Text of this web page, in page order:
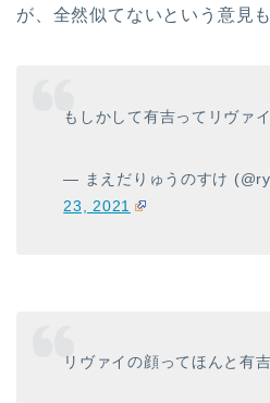
が、全然似てないという意見
もしかして有吉ってリヴァ
— まえだりゅうのすけ
23, 2021
リヴァイの顔ってほんと有